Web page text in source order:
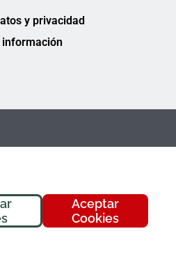
Aceptar
Cookies
, tu asistente de
¿En qué puedo ayudarte
y privacidad
información